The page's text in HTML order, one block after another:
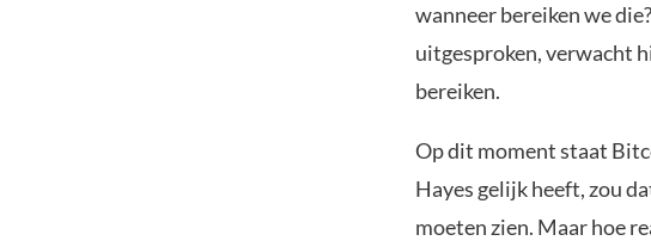
wanneer bereiken we
uitgesproken, verwacht
bereiken.
Op dit moment staat
Hayes gelijk heeft, zou
moeten zien. Maar hoe